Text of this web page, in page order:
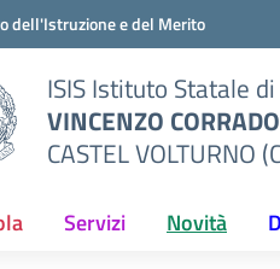
dell'Istruzione e del Merito
ISIS Istituto Statale
VINCENZO CORRADO
CASTEL VOLTURNO
Servizi Novità